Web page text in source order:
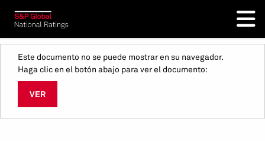
Este documento no se puede mostrar en su navegador.
Haga clic en el botón abajo para ver el documento:
VER